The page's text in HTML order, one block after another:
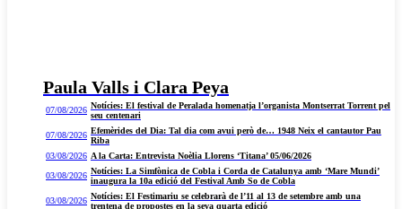
Paula Valls i Clara Peya
07/08/2026 Notícies: El festival de Peralada homenatja l’organista Montserrat Torrent pel
seu centenari
07/08/2026 Efemèrides del Dia: Tal dia com avui però de… 1948 Neix el cantautor Pau
Riba
03/08/2026 A la Carta: Entrevista Noèlia Llorens ‘Titana’ 05/06/2026
03/08/2026 Notícies: La Simfònica de Cobla i Corda de Catalunya amb ‘Mare Mundi’
inaugura la 10a edició del Festival Amb So de Cobla
03/08/2026 Notícies: El Festimariu se celebrarà de l’11 al 13 de setembre amb una
trentena de propostes en la seva quarta edició